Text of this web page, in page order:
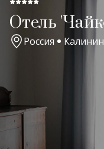
Отель
Россия